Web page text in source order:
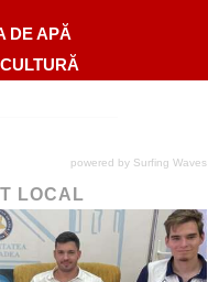
DE APĂ
CULTURĂ
powered by Surfing Waves
LOCAL